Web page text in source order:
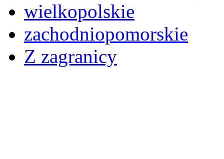
wielkopolskie
zachodniopomorskie
Z zagranicy